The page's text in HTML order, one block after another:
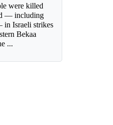
were killed
— including
Israeli strikes
Bekaa
...